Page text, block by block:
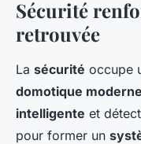
Sécurité
retrouvée
La sécurité occupe
domotique moderne
intelligente et
pour former un